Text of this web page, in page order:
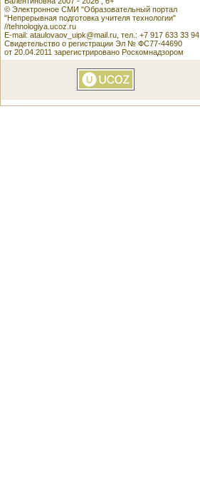
© Электронное СМИ "Образовательный портал
"Непрерывная подготовка учителя технологии"
//tehnologiya.ucoz.ru
E-mail: ataulovaov_uipk@mail.ru, тел.: +7 917 633 33 94
Свидетельство о регистрации Эл № ФС77-44690
от 20.04.2011 зарегистрировано Роскомнадзором